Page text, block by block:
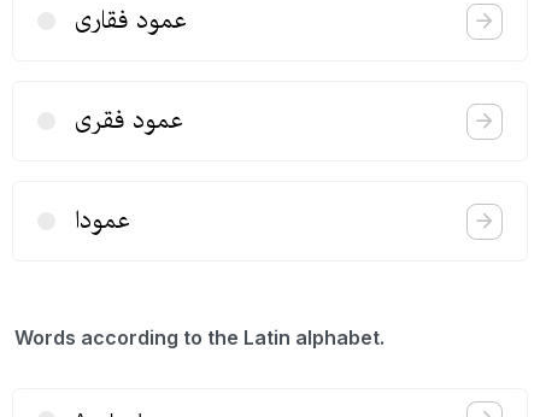
عمود فقاری
عمود فقری
عمودا
Words according to the Latin alphabet.